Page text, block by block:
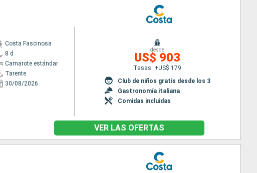
Costa Fascinosa
8 d
Camarote estándar
Tarente
30/08/2026
desde
US$ 903
Tasas: +US$ 179
Club de niños gratis desde los 3
Gastronomía italiana
Comidas incluidas
VER LAS OFERTAS